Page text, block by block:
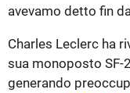
avevamo detto fin
Charles Leclerc ha
sua monoposto SF-
generando